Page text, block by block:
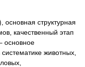
структурная
качественный этап
основное
животных,